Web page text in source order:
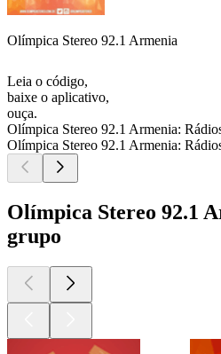
Olímpica Stereo 92.1 Armenia
Leia o código,
baixe o aplicativo,
ouça.
Olímpica Stereo 92.1 Armenia:
Olímpica Stereo 92.1 Armenia:
Olímpica Stereo 92.1
grupo